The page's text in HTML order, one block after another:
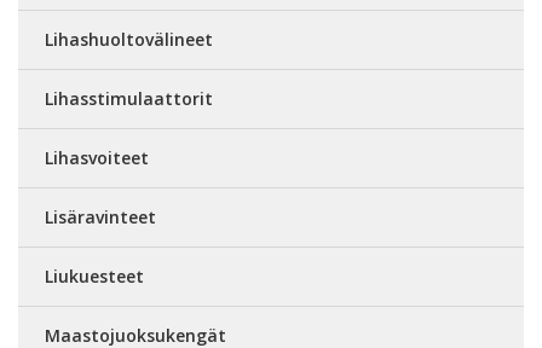
Lihashuoltovälineet
Lihasstimulaattorit
Lihasvoiteet
Lisäravinteet
Liukuesteet
Maastojuoksukengät